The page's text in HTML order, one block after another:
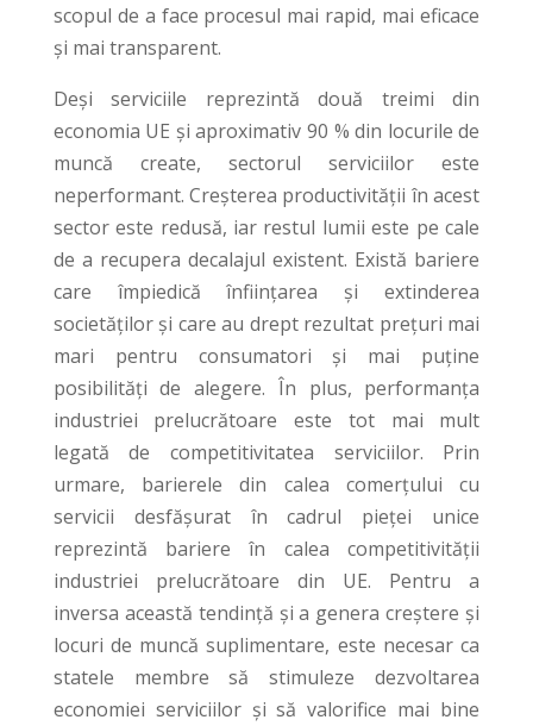
scopul de a face procesul mai rapid, mai eficace
și mai transparent.
Deși serviciile reprezintă două treimi din
economia UE și aproximativ 90 % din locurile de
muncă create, sectorul serviciilor este
neperformant. Creșterea productivității în acest
sector este redusă, iar restul lumii este pe cale
de a recupera decalajul existent. Există bariere
care împiedică înființarea și extinderea
societăților și care au drept rezultat prețuri mai
mari pentru consumatori și mai puține
posibilități de alegere. În plus, performanța
industriei prelucrătoare este tot mai mult
legată de competitivitatea serviciilor. Prin
urmare, barierele din calea comerțului cu
servicii desfășurat în cadrul pieței unice
reprezintă bariere în calea competitivității
industriei prelucrătoare din UE. Pentru a
inversa această tendință și a genera creștere și
locuri de muncă suplimentare, este necesar ca
statele membre să stimuleze dezvoltarea
economiei serviciilor și să valorifice mai bine